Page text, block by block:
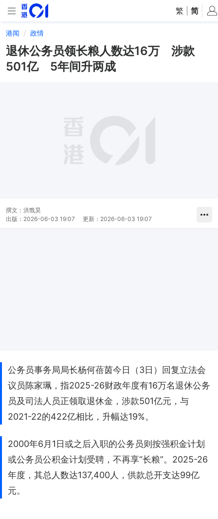
繁 简
港闻 政情
退休公务员领长粮人数达16万 涉款
501亿 5年间升两成
撰文： 洪戬昊
出版： 2026-06-03 19:07 更新： 2026-06-03 19:07
公务员事务局局长杨何蓓茵今日（3日）回复立法会
议员陈家珮，指2025-26财政年度有16万名退休公务
员及司法人员正领取退休金，涉款501亿元，与
2021-22的422亿相比，升幅达19%。
2000年6月1日或之后入职的公务员则按强积金计划
或公务员公积金计划受聘，不再享“长粮”。2025-26
年度，其总人数达137,400人，供款总开支达99亿
元。